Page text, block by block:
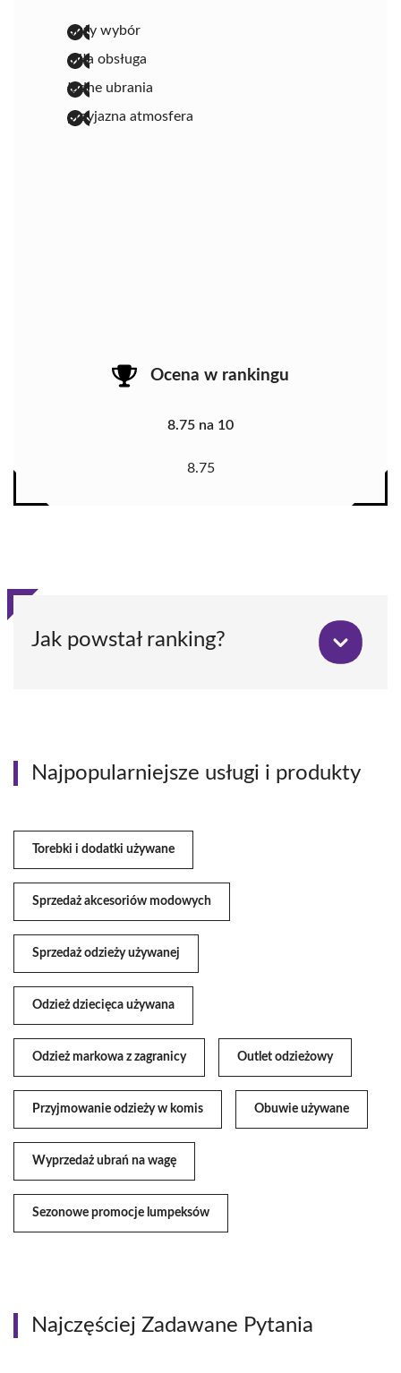
duży wybór
miła obsługa
ładne ubrania
przyjazna atmosfera
Ocena w rankingu
8.75 na 10
8.75
Jak powstał ranking?
Najpopularniejsze usługi i produkty
Torebki i dodatki używane
Sprzedaż akcesoriów modowych
Sprzedaż odzieży używanej
Odzież dziecięca używana
Odzież markowa z zagranicy Outlet odzieżowy
Przyjmowanie odzieży w komis Obuwie używane
Wyprzedaż ubrań na wagę
Sezonowe promocje lumpeksów
Najczęściej Zadawane Pytania